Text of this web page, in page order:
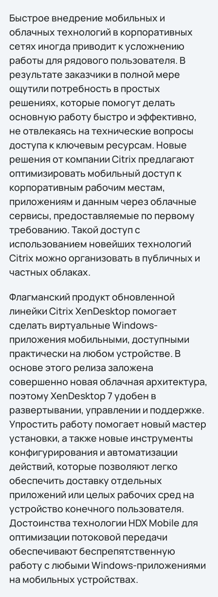
Быстрое внедрение мобильных и
облачных технологий в корпоративных
сетях иногда приводит к усложнению
работы для рядового пользователя. В
результате заказчики в полной мере
ощутили потребность в простых
решениях, которые помогут делать
основную работу быстро и эффективно,
не отвлекаясь на технические вопросы
доступа к ключевым ресурсам. Новые
решения от компании Citrix предлагают
оптимизировать мобильный доступ к
корпоративным рабочим местам,
приложениям и данным через облачные
сервисы, предоставляемые по первому
требованию. Такой доступ с
использованием новейших технологий
Citrix можно организовать в публичных и
частных облаках.
Флагманский продукт обновленной
линейки Citrix XenDesktop помогает
сделать виртуальные Windows-
приложения мобильными, доступными
практически на любом устройстве. В
основе этого релиза заложена
совершенно новая облачная архитектура,
поэтому XenDesktop 7 удобен в
развертывании, управлении и поддержке.
Упростить работу помогает новый мастер
установки, а также новые инструменты
конфигурирования и автоматизации
действий, которые позволяют легко
обеспечить доставку отдельных
приложений или целых рабочих сред на
устройство конечного пользователя.
Достоинства технологии HDX Mobile для
оптимизации потоковой передачи
обеспечивают беспрепятственную
работу с любыми Windows-приложениями
на мобильных устройствах.